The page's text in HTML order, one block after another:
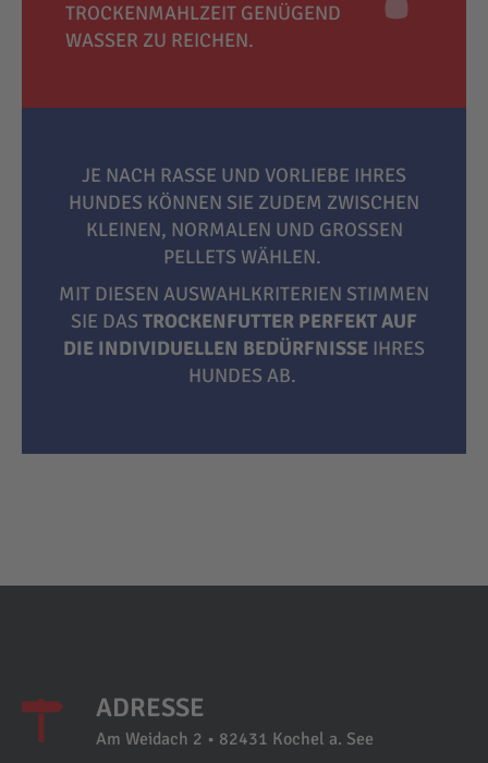
TROCKENMAHLZEIT GENÜGEND
WASSER ZU REICHEN.
JE NACH RASSE UND VORLIEBE IHRES
HUNDES KÖNNEN SIE ZUDEM ZWISCHEN
KLEINEN, NORMALEN UND GROSSEN P
ELLETS WÄHLEN.
MIT DIESEN AUSWAHLKRITERIEN STIMMEN
SIE DAS TROCKENFUTTER PERFEKT AUF
DIE INDIVIDUELLEN BEDÜRFNISSE IHRES
HUNDES AB.
ADRESSE
Am Weidach 2 • 82431 Kochel a. See